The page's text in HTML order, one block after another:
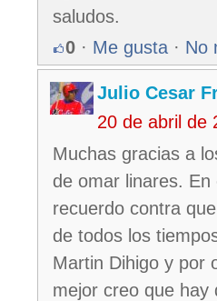
saludos.
0 · Me gusta · No
Julio Cesar
20 de abril de
Muchas gracias a
de omar linares.
recuerdo contra
de todos los
Martin Dihigo y por
mejor creo que hay